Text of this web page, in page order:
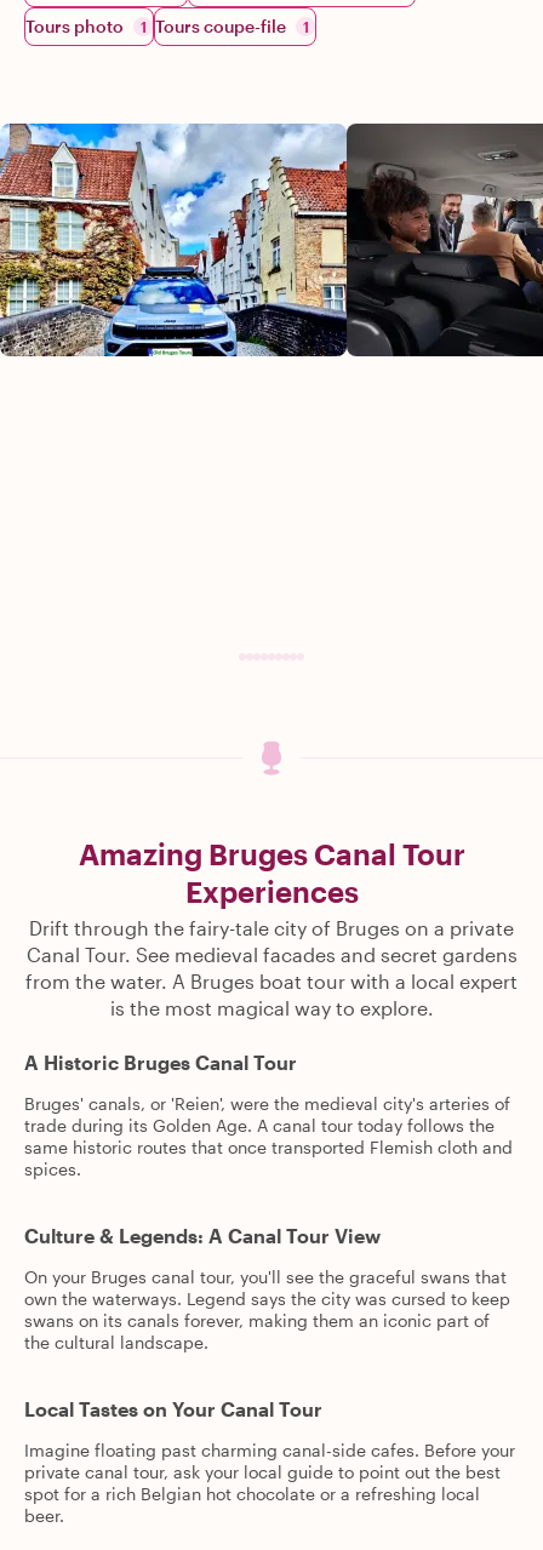
Tours photo 1 Tours coupe-file 1
Amazing Bruges Canal Tour
Experiences
Drift through the fairy-tale city of Bruges on a private
Canal Tour. See medieval facades and secret gardens
from the water. A Bruges boat tour with a local expert
is the most magical way to explore.
A Historic Bruges Canal Tour
Bruges' canals, or 'Reien', were the medieval city's arteries of
trade during its Golden Age. A canal tour today follows the
same historic routes that once transported Flemish cloth and
spices.
Culture & Legends: A Canal Tour View
On your Bruges canal tour, you'll see the graceful swans that
own the waterways. Legend says the city was cursed to keep
swans on its canals forever, making them an iconic part of
the cultural landscape.
Local Tastes on Your Canal Tour
Imagine floating past charming canal-side cafes. Before your
private canal tour, ask your local guide to point out the best
spot for a rich Belgian hot chocolate or a refreshing local
beer.